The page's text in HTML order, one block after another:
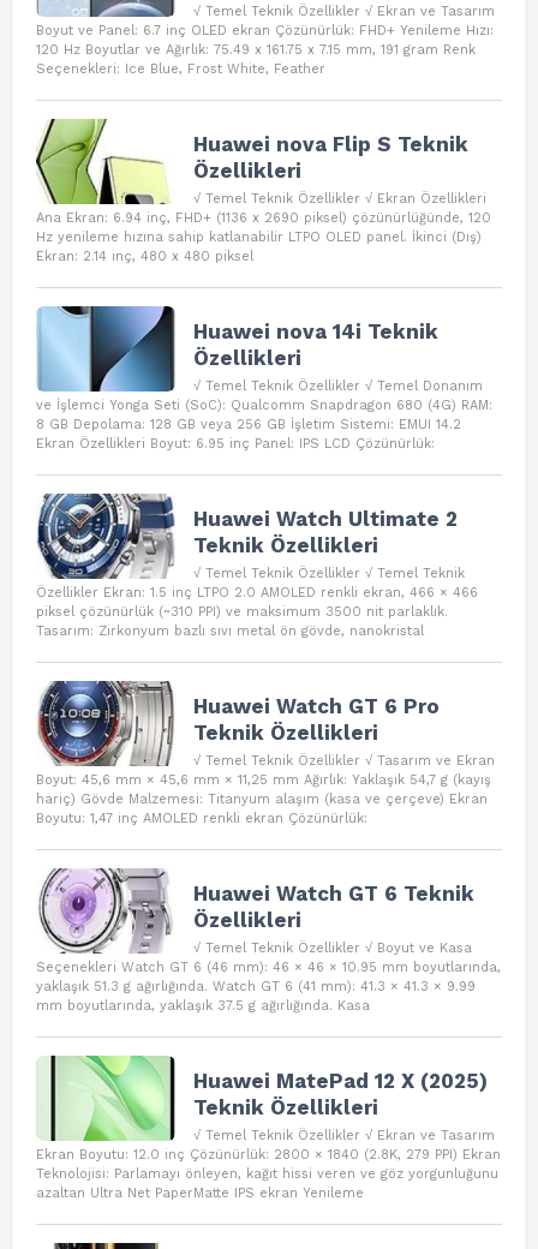
√ Temel Teknik Özellikler √ Ekran ve Tasarım
Boyut ve Panel: 6.7 inç OLED ekran Çözünürlük: FHD+ Yenileme Hızı:
120 Hz Boyutlar ve Ağırlık: 75.49 x 161.75 x 7.15 mm, 191 gram Renk
Seçenekleri: Ice Blue, Frost White, Feather
Huawei nova Flip S Teknik
Özellikleri
√ Temel Teknik Özellikler √ Ekran Özellikleri
Ana Ekran: 6.94 inç, FHD+ (1136 x 2690 piksel) çözünürlüğünde, 120
Hz yenileme hızına sahip katlanabilir LTPO OLED panel. İkinci (Dış)
Ekran: 2.14 inç, 480 x 480 piksel
Huawei nova 14i Teknik
Özellikleri
√ Temel Teknik Özellikler √ Temel Donanım
ve İşlemci Yonga Seti (SoC): Qualcomm Snapdragon 680 (4G) RAM:
8 GB Depolama: 128 GB veya 256 GB İşletim Sistemi: EMUI 14.2
Ekran Özellikleri Boyut: 6.95 inç Panel: IPS LCD Çözünürlük:
Huawei Watch Ultimate 2
Teknik Özellikleri
√ Temel Teknik Özellikler √ Temel Teknik
Özellikler Ekran: 1.5 inç LTPO 2.0 AMOLED renkli ekran, 466 × 466
piksel çözünürlük (~310 PPI) ve maksimum 3500 nit parlaklık.
Tasarım: Zirkonyum bazlı sıvı metal ön gövde, nanokristal
Huawei Watch GT 6 Pro
Teknik Özellikleri
√ Temel Teknik Özellikler √ Tasarım ve Ekran
Boyut: 45,6 mm × 45,6 mm × 11,25 mm Ağırlık: Yaklaşık 54,7 g (kayış
hariç) Gövde Malzemesi: Titanyum alaşım (kasa ve çerçeve) Ekran
Boyutu: 1,47 inç AMOLED renkli ekran Çözünürlük:
Huawei Watch GT 6 Teknik
Özellikleri
√ Temel Teknik Özellikler √ Boyut ve Kasa
Seçenekleri Watch GT 6 (46 mm): 46 × 46 × 10.95 mm boyutlarında,
yaklaşık 51.3 g ağırlığında. Watch GT 6 (41 mm): 41.3 × 41.3 × 9.99
mm boyutlarında, yaklaşık 37.5 g ağırlığında. Kasa
Huawei MatePad 12 X (2025)
Teknik Özellikleri
√ Temel Teknik Özellikler √ Ekran ve Tasarım
Ekran Boyutu: 12.0 inç Çözünürlük: 2800 × 1840 (2.8K, 279 PPI) Ekran
Teknolojisi: Parlamayı önleyen, kağıt hissi veren ve göz yorgunluğunu
azaltan Ultra Net PaperMatte IPS ekran Yenileme